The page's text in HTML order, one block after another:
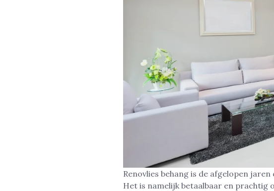
Renovlies behang is de afgelopen
Het is namelijk betaalbaar en prachtig